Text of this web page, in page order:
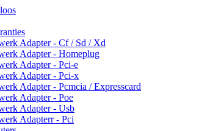
Adapter - Cf / Sd / Xd
Adapter - Homeplug
Adapter - Pci-e
Adapter - Pci-x
Adapter - Pcmcia / Expresscard
Adapter - Poe
Adapter - Usb
Adapterr - Pci